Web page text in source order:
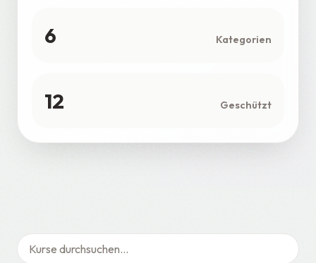
6 Kategorien
12 Geschützt